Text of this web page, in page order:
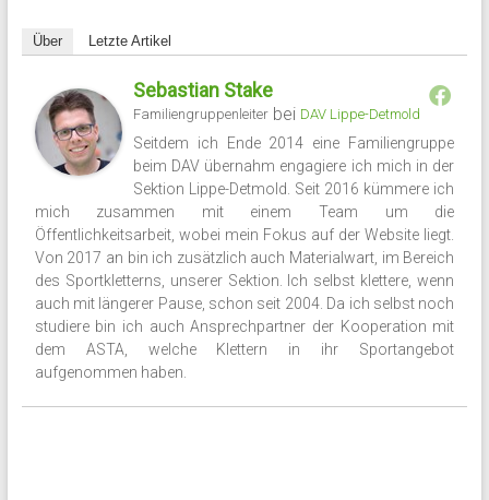
Über Letzte Artikel
Sebastian Stake
Familiengruppenleiterbei DAV Lippe-Detmold
Seitdem ich Ende 2014 eine Familiengruppe
beim DAV übernahm engagiere ich mich in der
Sektion Lippe-Detmold. Seit 2016 kümmere ich
mich zusammen mit einem Team um die
Öffentlichkeitsarbeit, wobei mein Fokus auf der Website liegt.
Von 2017 an bin ich zusätzlich auch Materialwart, im Bereich
des Sportkletterns, unserer Sektion. Ich selbst klettere, wenn
auch mit längerer Pause, schon seit 2004. Da ich selbst noch
studiere bin ich auch Ansprechpartner der Kooperation mit
dem ASTA, welche Klettern in ihr Sportangebot
aufgenommen haben.